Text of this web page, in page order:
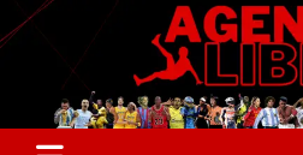
Saltar
al
Agente Libre
La nueva generación del